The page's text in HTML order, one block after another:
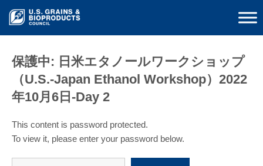
保護中: 日米エタノールワークショップ
（U.S.-Japan Ethanol Workshop）2022
年10月6日-Day 2
This content is password protected.
To view it, please enter your password below.